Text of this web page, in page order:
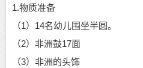
1.物质准备
（1）14名幼儿围坐半圆。
（2）非洲鼓17面
（3）非洲的头饰